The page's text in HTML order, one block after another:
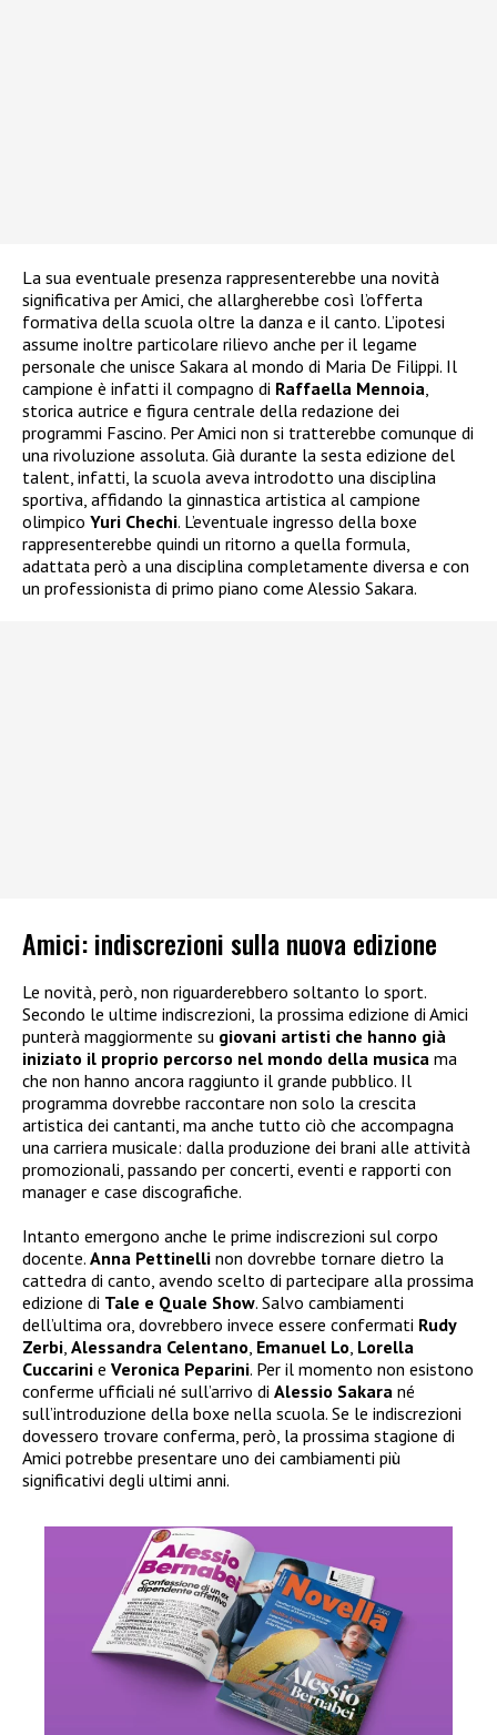
La sua eventuale presenza rappresenterebbe una novità
significativa per Amici, che allargherebbe così l’offerta
formativa della scuola oltre la danza e il canto. L’ipotesi
assume inoltre particolare rilievo anche per il legame
personale che unisce Sakara al mondo di Maria De Filippi. Il
campione è infatti il compagno di Raffaella Mennoia
storica autrice e figura centrale della redazione dei
programmi Fascino. Per Amici non si tratterebbe comunque di
una rivoluzione assoluta. Già durante la sesta edizione del
talent, infatti, la scuola aveva introdotto una disciplina
sportiva, affidando la ginnastica artistica al campione
olimpico Yuri Chechi. L’eventuale ingresso della boxe
rappresenterebbe quindi un ritorno a quella formula,
adattata però a una disciplina completamente diversa e con
un professionista di primo piano come Alessio Sakara.
Amici: indiscrezioni sulla nuova edizione
Le novità, però, non riguarderebbero soltanto lo sport.
Secondo le ultime indiscrezioni, la prossima edizione di Amici
punterà maggiormente su giovani artisti che hanno già
iniziato il proprio percorso nel mondo della musica ma
che non hanno ancora raggiunto il grande pubblico. Il
programma dovrebbe raccontare non solo la crescita
artistica dei cantanti, ma anche tutto ciò che accompagna
una carriera musicale: dalla produzione dei brani alle attività
promozionali, passando per concerti, eventi e rapporti con
manager e case discografiche.
Intanto emergono anche le prime indiscrezioni sul corpo
docente. Anna Pettinelli non dovrebbe tornare dietro la
cattedra di canto, avendo scelto di partecipare alla prossima
edizione di Tale e Quale Show. Salvo cambiamenti
dell’ultima ora, dovrebbero invece essere confermati Rudy
Zerbi, Alessandra Celentano, Emanuel Lo, Lorella
Cuccarini e Veronica Peparini. Per il momento non esistono
conferme ufficiali né sull’arrivo di Alessio Sakara né
sull’introduzione della boxe nella scuola. Se le indiscrezioni
dovessero trovare conferma, però, la prossima stagione di
Amici potrebbe presentare uno dei cambiamenti più
significativi degli ultimi anni.